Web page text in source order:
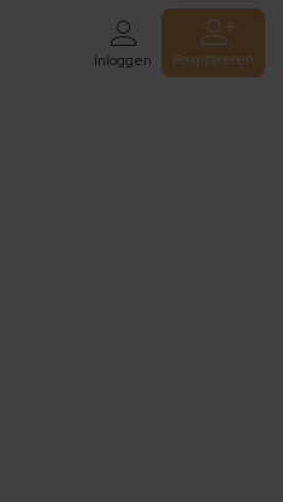
Inloggen Registreren